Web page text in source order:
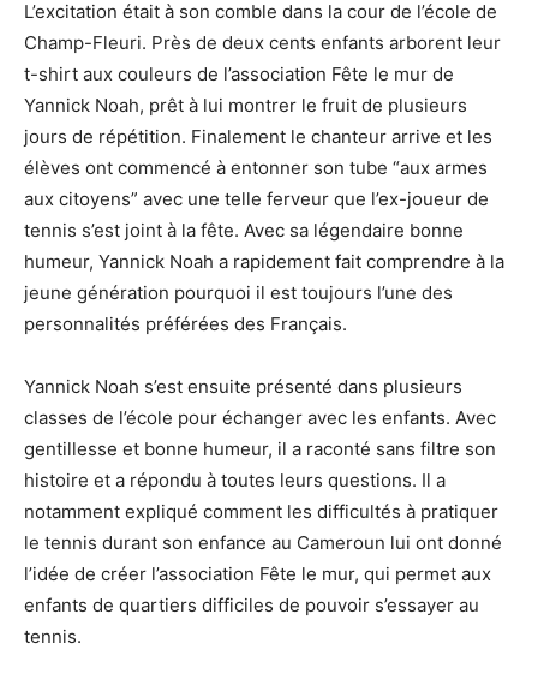
L’excitation était à son comble dans la cour de l’école de
Champ-Fleuri. Près de deux cents enfants arborent leur
t-shirt aux couleurs de l’association Fête le mur de
Yannick Noah, prêt à lui montrer le fruit de plusieurs
jours de répétition. Finalement le chanteur arrive et les
élèves ont commencé à entonner son tube “aux armes
aux citoyens” avec une telle ferveur que l’ex-joueur de
tennis s’est joint à la fête. Avec sa légendaire bonne
humeur, Yannick Noah a rapidement fait comprendre à la
jeune génération pourquoi il est toujours l’une des
personnalités préférées des Français.
Yannick Noah s’est ensuite présenté dans plusieurs
classes de l’école pour échanger avec les enfants. Avec
gentillesse et bonne humeur, il a raconté sans filtre son
histoire et a répondu à toutes leurs questions. Il a
notamment expliqué comment les difficultés à pratiquer
le tennis durant son enfance au Cameroun lui ont donné
l’idée de créer l’association Fête le mur, qui permet aux
enfants de quartiers difficiles de pouvoir s’essayer au
tennis.